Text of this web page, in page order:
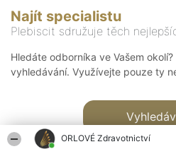
ORLOVÉ Zdravotnictví
Najít specialistu
Plebiscit sdružuje těch
Hledáte odborníka ve Vašem
vyhledávání. Využívejte pouze ty